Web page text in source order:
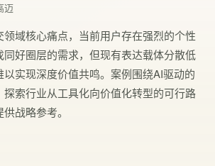
迈
域核心痛点，当前用户存在强烈的个性
好圈层的需求，但现有表达载体分散低
实现深度价值共鸣。案例围绕AI驱动的
索行业从工具化向价值化转型的可行路
战略参考。